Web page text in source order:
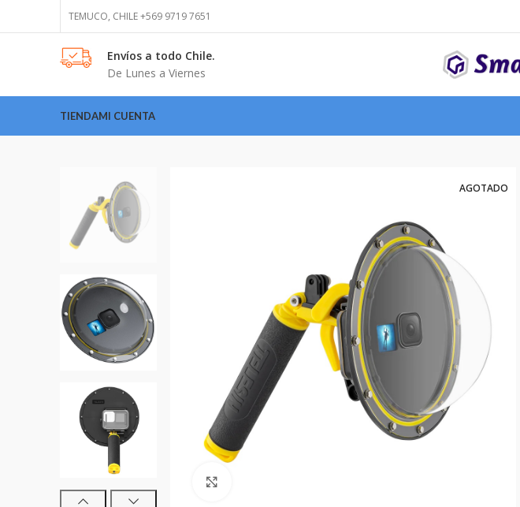
TEMUCO, CHILE +569 9719 7651
Envíos a todo Chile.
De Lunes a Viernes
TIENDAMI CUENTA
AGOTADO